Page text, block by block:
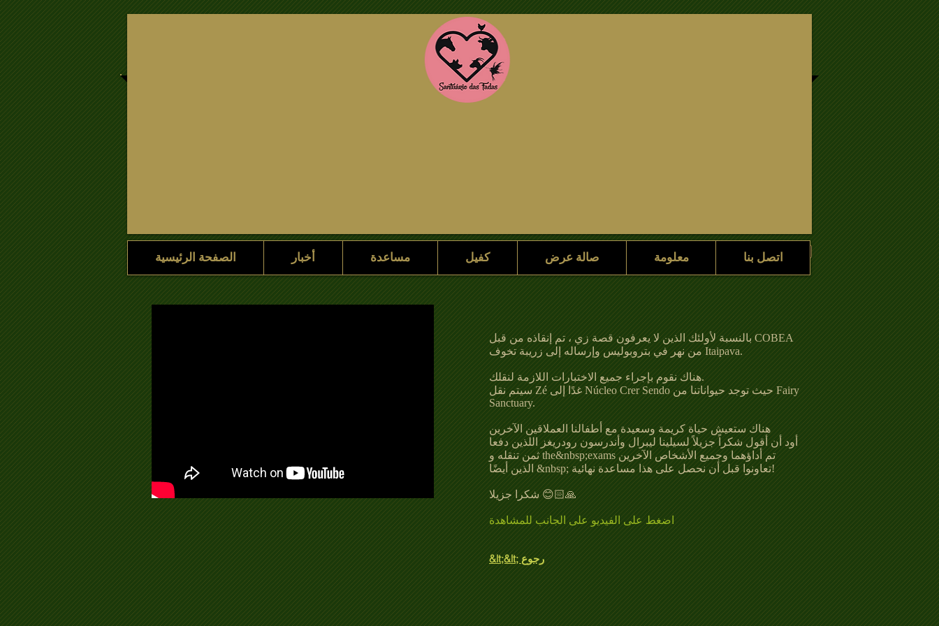
مسكن
مسكن ساعدنا رعاية صالة عرض معلومة اتصل بنا الصفحة الرئيسية أخبار مساعدة كفيل صالة عرض معلومة اتصل بنا
بالنسبة لأولئك الذين لا يعرفون قصة زي ، تم إنقاذه من قبل COBEA
من نهر في بتروبوليس وإرساله إلى زريبة تخوف Itaipava.
هناك نقوم بإجراء جميع الاختبارات اللازمة لنقلك.
سيتم نقل Zé غدًا إلى Núcleo Crer Sendo حيث توجد حيواناتنا من Fairy
Sanctuary.
هناك ستعيش حياة كريمة وسعيدة مع أطفالنا العملاقين الآخرين
أود أن أقول شكراً جزيلاً لسيلينا ليبرال وأندرسون رودريغز اللذين دفعا
ثمن تنقله و the&nbsp;exams تم أداؤهما وجميع الأشخاص الآخرين
الذين أيضًا &nbsp; تعاونوا قبل أن نحصل على هذا مساعدة نهائية!
شكرا جزيلا 😊🙏🏻
اضغط على الفيديو على الجانب للمشاهدة
&lt;&lt; رجوع